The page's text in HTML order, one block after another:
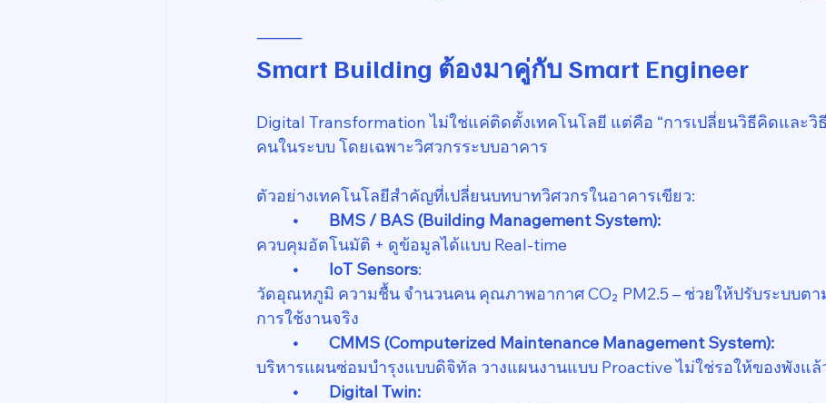
⸻
Smart Building ต้องมาคู่กับ Smart Engineer
Digital Transformation ไม่ใช่แค่ติดตั้งเทคโนโลยี แต่คือ “การเปลี่ยนวิธีคิดและวิ
คนในระบบ โดยเฉพาะวิศวกรระบบอาคาร
ตัวอย่างเทคโนโลยีสำคัญที่เปลี่ยนบทบาทวิศวกรในอาคารเขียว:
	•	BMS / BAS (Building Management System):
ควบคุมอัตโนมัติ + ดูข้อมูลได้แบบ Real-time
	•	IoT Sensors
:
วัดอุณหภูมิ ความชื้น จำนวนคน คุณภาพอากาศ CO₂ PM2.5 – ช่วยให้ปรับระบบต
การใช้งานจริง
	•	CMMS (Computerized Maintenance Management System):
บริหารแผนซ่อมบำรุงแบบดิจิทัล วางแผนงานแบบ Proactive ไม่ใช่รอให้ของพังแ
	•	Digital Twin: